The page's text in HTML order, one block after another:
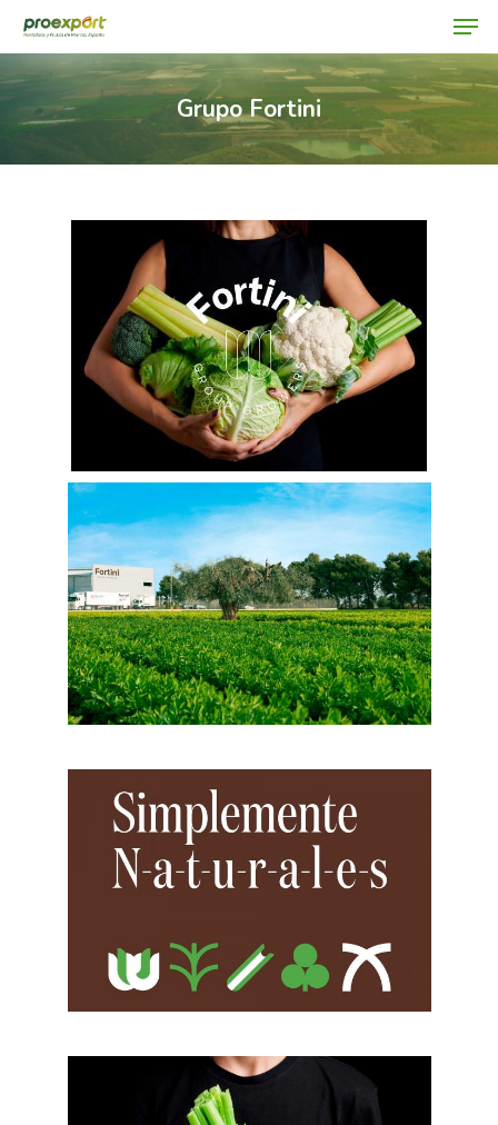
Hit enter to search or ESC to close
Grupo Fortini